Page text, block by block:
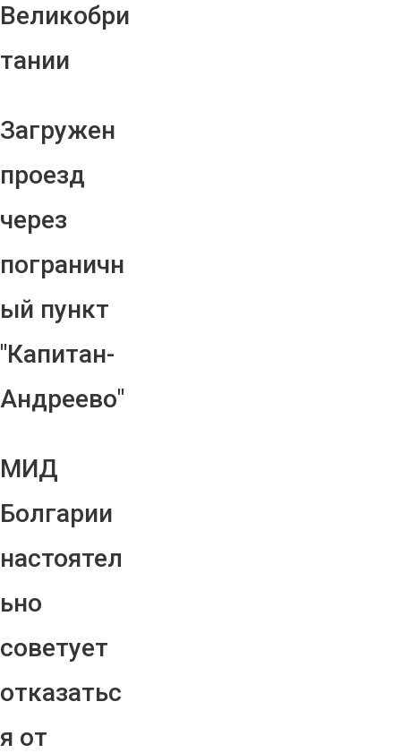
Великобри
тании
Загружен
проезд
через
пограничн
ый пункт
"Капитан-
Андреево"
МИД
Болгарии
настоятел
ьно
советует
отказатьс
я от